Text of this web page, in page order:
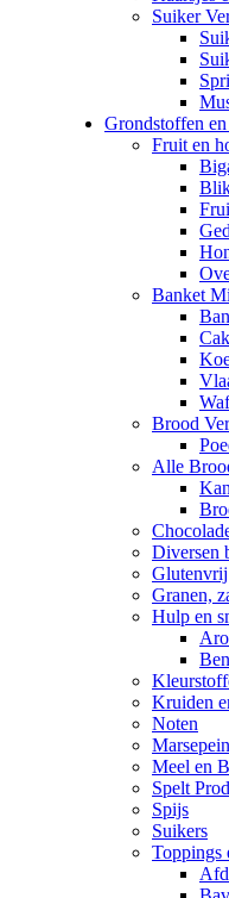
Suiker
Grondstoffen
Fruit en
Banket
Brood
Alle
Diversen
Glutenvrij
Granen,
Hulp en
Kruiden
Noten
Marsepein
Meel en
Spelt
Spijs
Suikers
Toppings